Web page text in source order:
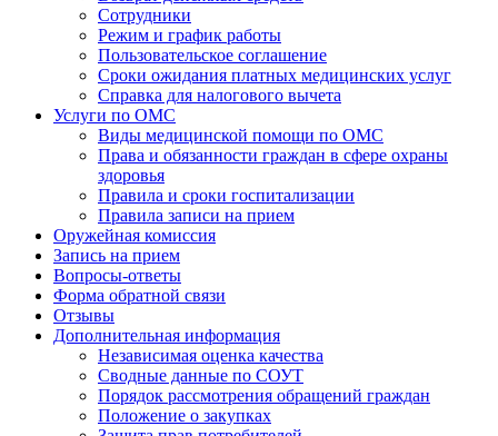
Сотрудники
Режим и график работы
Пользовательское соглашение
Сроки ожидания платных медицинских услуг
Справка для налогового вычета
Услуги по ОМС
Виды медицинской помощи по ОМС
Права и обязанности граждан в сфере охраны
здоровья
Правила и сроки госпитализации
Правила записи на прием
Оружейная комиссия
Запись на прием
Вопросы-ответы
Форма обратной связи
Отзывы
Дополнительная информация
Независимая оценка качества
Сводные данные по СОУТ
Порядок рассмотрения обращений граждан
Положение о закупках